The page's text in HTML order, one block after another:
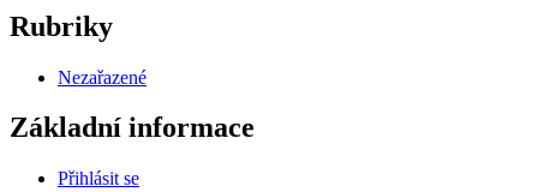
Rubriky
Nezařazené
Základní informace
Přihlásit se